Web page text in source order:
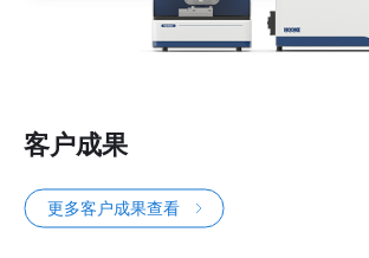
客户成果
更多客户成果查看